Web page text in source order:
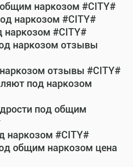
наркозом #CITY#
наркозом #CITY#
наркозом #CITY#
наркозом отзывы
отзывы #CITY#
под наркозом
под общим
наркозом #CITY#
общим наркозом цена